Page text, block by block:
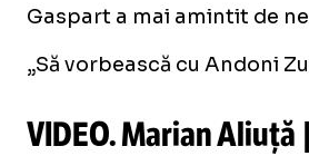
Gaspart a mai amintit de
„Să vorbească cu Andoni
VIDEO. Marian Aliuță